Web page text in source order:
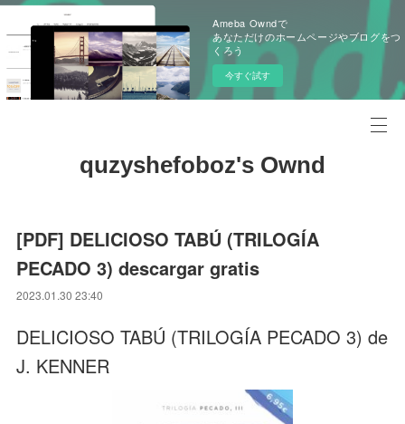
Ameba Owndで
あなただけのホームページやブログをつ
くろう
今すぐ試す
quzyshefoboz's Ownd
[PDF] DELICIOSO TABÚ (TRILOGÍA
PECADO 3) descargar gratis
2023.01.30 23:40
DELICIOSO TABÚ (TRILOGÍA PECADO 3) de
J. KENNER